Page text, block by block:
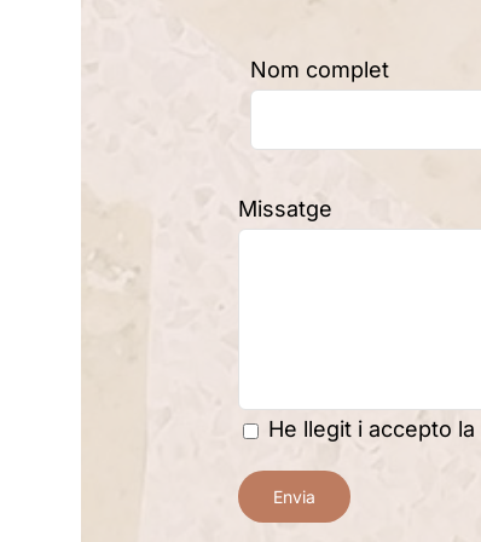
Nom complet
Missatge
He llegit i accepto la